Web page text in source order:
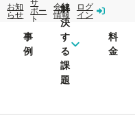
お知
らせ
サ
ポー
ト
会社
情報
ログ
イン
事
例
解
決
す
る
課
題
料
金